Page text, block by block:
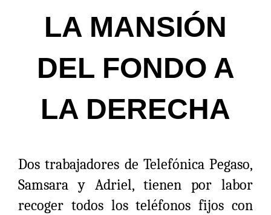
LA MANSIÓN
DEL FONDO A
LA DERECHA
Dos trabajadores de Telefónica Pegaso,
Samsara y Adriel, tienen por labor
recoger todos los teléfonos fijos con